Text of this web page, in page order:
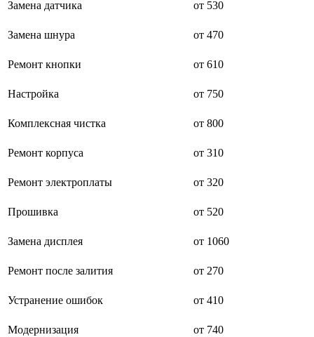
буклетмейкеров
cd проигрывателей
cd транспортов
чековых принтеров
дальномеров
датчиков качества воздуха
дельташлифмашин
держателей с беспроводной зарядкой
детекторов проводки
диктофон
Замена датчика от 530
Замена шнура от 470
Ремонт кнопки от 610
Настройка от 750
Комплексная чистка от 800
Ремонт корпуса от 310
Ремонт электроплаты от 320
Прошивка от 520
Замена дисплея от 1060
Ремонт после залития от 270
Устранение ошибок от 410
Модернизация
от 740